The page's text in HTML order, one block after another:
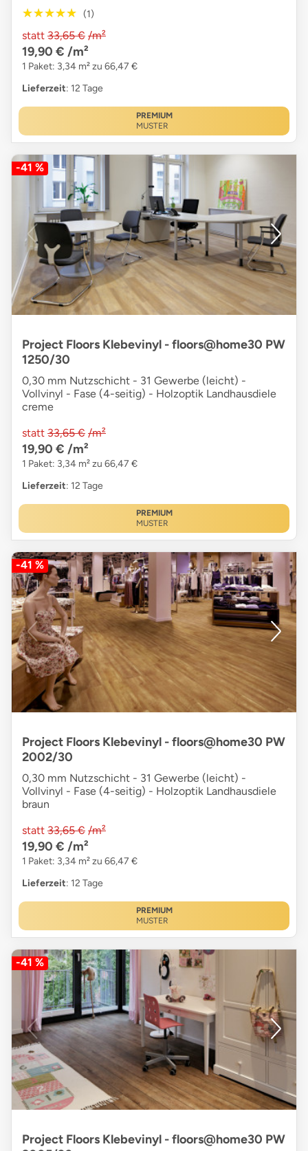
★★★★★
★★★★★ (1)
statt 33,65 € /m²
19,90 € /m²
1 Paket: 3,34 m² zu 66,47 €
Lieferzeit: 12 Tage
PREMIUM
MUSTER
-41 %
Project Floors Klebevinyl - floors@home30 PW
1250/30
0,30 mm Nutzschicht - 31 Gewerbe (leicht) -
Vollvinyl - Fase (4-seitig) - Holzoptik Landhausdiele
creme
statt 33,65 € /m²
19,90 € /m²
1 Paket: 3,34 m² zu 66,47 €
Lieferzeit: 12 Tage
PREMIUM
MUSTER
-41 %
Project Floors Klebevinyl - floors@home30 PW
2002/30
0,30 mm Nutzschicht - 31 Gewerbe (leicht) -
Vollvinyl - Fase (4-seitig) - Holzoptik Landhausdiele
braun
statt 33,65 € /m²
19,90 € /m²
1 Paket: 3,34 m² zu 66,47 €
Lieferzeit: 12 Tage
PREMIUM
MUSTER
-41 %
Project Floors Klebevinyl - floors@home30 PW